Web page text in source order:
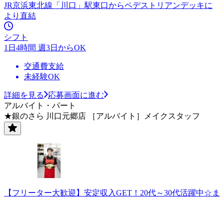
JR京浜東北線「川口」駅東口からペデストリアンデッキに
より直結
シフト
1日4時間 週3日からOK
交通費支給
未経験OK
詳細を見る
応募画面に進む
アルバイト・パート
★銀のさら 川口元郷店 ［アルバイト］メイクスタッフ
【フリーター大歓迎】安定収入GET！20代～30代活躍中☆ま